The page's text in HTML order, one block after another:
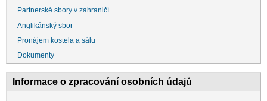
Partnerské sbory v zahraničí
Anglikánský sbor
Pronájem kostela a sálu
Dokumenty
Informace o zpracování osobních údajů